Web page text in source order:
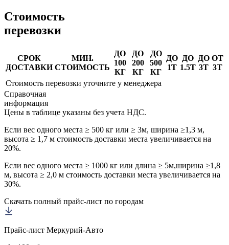
Стоимость
перевозки
СРОК
ДОСТАВКИ
МИН.
СТОИМОСТЬ
ДО
100
КГ
ДО
200
КГ
ДО
500
КГ
ДО
1Т
ДО
1.5Т
ДО
3Т
ОТ
3Т
Стоимость перевозки уточните у менеджера
Справочная
информация
Цены в таблице указаны без учета НДС.
Если вес одного места ≥ 500 кг или ≥ 3м, ширина ≥1,3 м,
высота ≥ 1,7 м стоимость доставки места увеличивается на
20%.
Если вес одного места ≥ 1000 кг или длина ≥ 5м,ширина ≥1,8
м, высота ≥ 2,0 м стоимость доставки места увеличивается на
30%.
Скачать полный прайс-лист по городам
Прайс-лист Меркурий-Авто